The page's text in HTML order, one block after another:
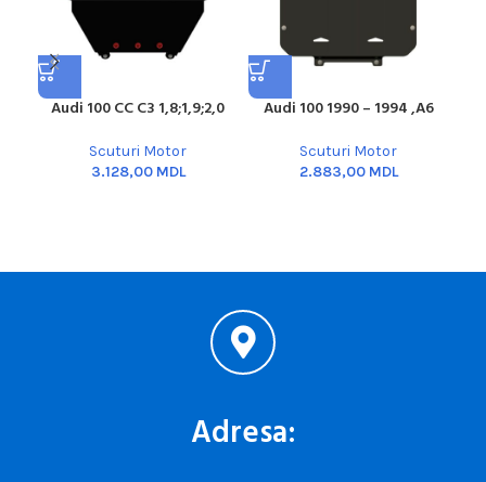
Audi 100 CC C3 1,8;1,9;2,0
Scuturi Motor
MDL
Audi 100 1990 – 1994 ,A6
Scuturi Motor
MDL
Adresa: